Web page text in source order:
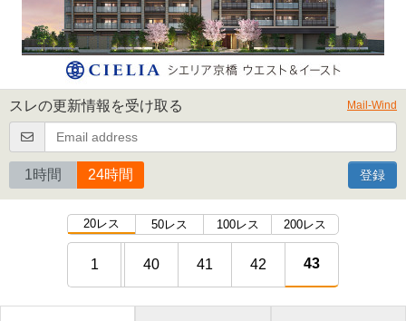
スレの更新情報を受け取る Mail-Wind
1時間 24時間 登録
20レス 50レス 100レス 200レス
1 40 41 42 43